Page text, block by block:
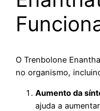
O Trenbolone
no organismo,
Aumento da
ajuda a